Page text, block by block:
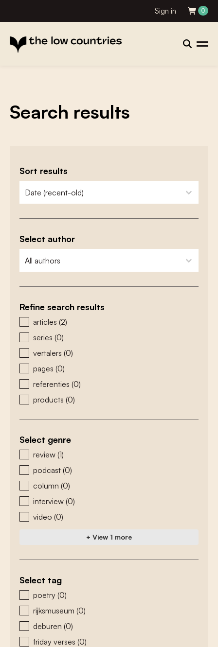
Sign in 0
Search results
Sort results
zoeken - sorteer
sort content
Select author
zoeken - auteurs
select content
Refine search results
zoeken - type
articles (2)
series (0)
vertalers (0)
pages (0)
referenties (0)
products (0)
Select genre
zoeken - genre
review (1)
podcast (0)
column (0)
interview (0)
video (0)
+ View 1 more
Select tag
zoeken - tags
poetry (0)
rijksmuseum (0)
deburen (0)
friday verses (0)